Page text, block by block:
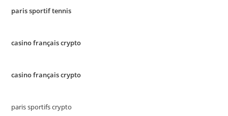
paris sportif tennis
casino français crypto
casino français crypto
paris sportifs crypto